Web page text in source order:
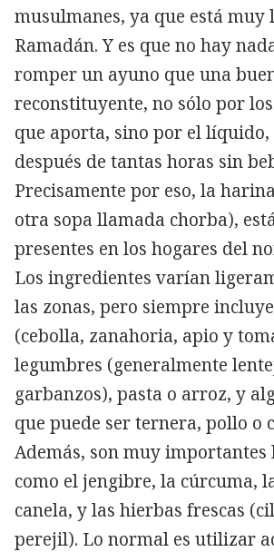
musulmanes, ya que está muy
Ramadán. Y es que no hay
romper un ayuno que una
reconstituyente, no sólo por
que aporta, sino por el líquido,
después de tantas horas sin
Precisamente por eso, la
otra sopa llamada chorba),
presentes en los hogares del
Los ingredientes varían
las zonas, pero siempre
(cebolla, zanahoria, apio y
legumbres (generalmente
garbanzos), pasta o arroz, y
que puede ser ternera, pollo o
Además, son muy importantes
como el jengibre, la cúrcuma,
canela, y las hierbas frescas
perejil). Lo normal es utilizar